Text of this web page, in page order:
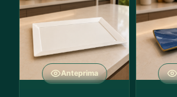
Anteprima